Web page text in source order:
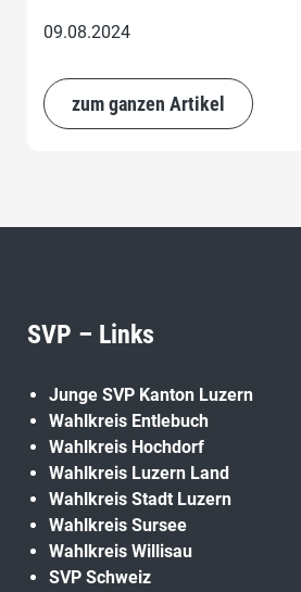
09.08.2024
zum ganzen Artikel
SVP – Links
Junge SVP Kanton Luzern
Wahlkreis Entlebuch
Wahlkreis Hochdorf
Wahlkreis Luzern Land
Wahlkreis Stadt Luzern
Wahlkreis Sursee
Wahlkreis Willisau
SVP Schweiz